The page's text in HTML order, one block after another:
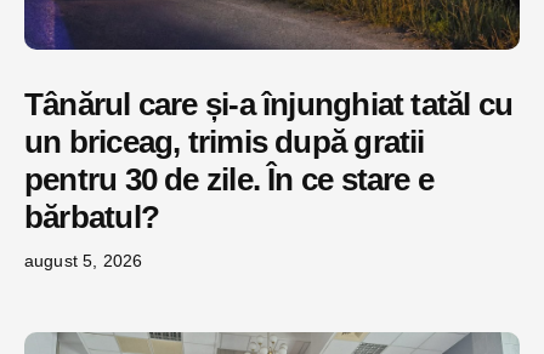
Tânărul care și-a înjunghiat tatăl cu
un briceag, trimis după gratii
pentru 30 de zile. În ce stare e
bărbatul?
august 5, 2026